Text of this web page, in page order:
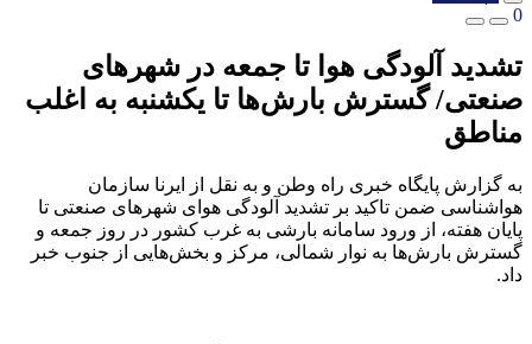
0
تشدید آلودگی هوا تا جمعه در شهرهای
صنعتی/ گسترش بارش‌ها تا یکشنبه به اغلب
مناطق
به گزارش پایگاه خبری راه وطن و به نقل از ایرنا سازمان
هواشناسی ضمن تاکید بر تشدید آلودگی هوای شهرهای صنعتی تا
پایان هفته، از ورود سامانه بارشی به غرب کشور در روز جمعه و
گسترش بارش‌ها به نوار شمالی، مرکز و بخش‌هایی از جنوب خبر
داد.